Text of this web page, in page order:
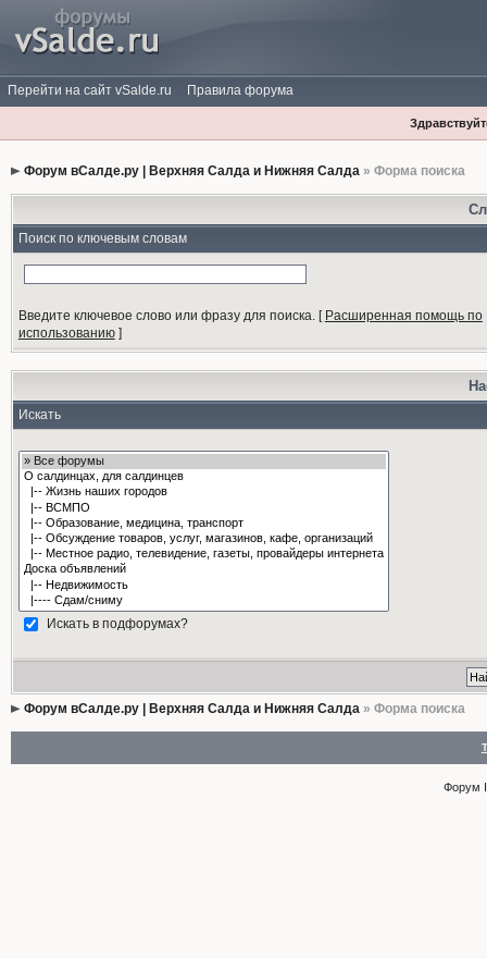
Перейти на сайт vSalde.ru Правила форума
Форум вСалде.ру | Верхняя Салда и Нижняя Салда» Форма поиска
Поиск по ключевым словам
Введите ключевое слово или фразу для поиска.[ Расширенная помощь по
использованию]
Искать
Искать в подфорумах?
Форум вСалде.ру | Верхняя Салда и Нижняя Салда» Форма поиска
Форум